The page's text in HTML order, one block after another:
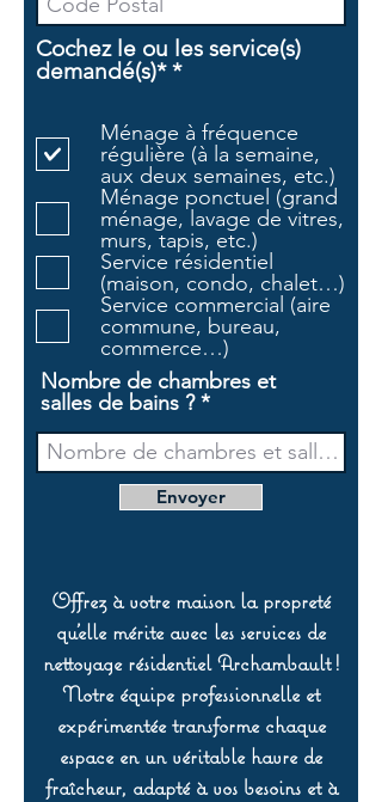
Cochez le ou les service(s)
demandé(s)* *O
g
a
t
o
i
r
e
Ménage à fréquence
régulière (à la semaine,
aux deux semaines, etc.)
Ménage ponctuel (grand
ménage, lavage de vitres,
murs, tapis, etc.)
Service résidentiel
(maison, condo, chalet…)
Service commercial (aire
commune, bureau,
commerce…)
Nombre de chambres et
salles de bains ?
Envoyer
Offrez à votre maison la propreté
qu’elle mérite avec les services de
nettoyage résidentiel Archambault !
Notre équipe professionnelle et
expérimentée transforme chaque
espace en un véritable havre de
fraîcheur, adapté à vos besoins et à